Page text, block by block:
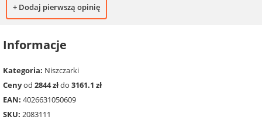
+ Dodaj pierwszą opinię
Informacje
Kategoria: Niszczarki
Cenyod 2844 złdo 3161.1 zł
EAN: 4026631050609
SKU: 2083111